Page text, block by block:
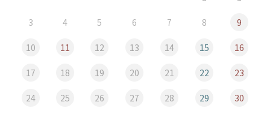
3 4 5 6 7 8 9
10 11 12 13 14 15 16
17 18 19 20 21 22 23
24 25 26 27 28 29 30